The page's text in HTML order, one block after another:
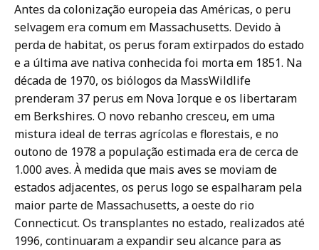
Antes da colonização europeia das Américas, o peru
selvagem era comum em Massachusetts. Devido à
perda de habitat, os perus foram extirpados do estado
e a última ave nativa conhecida foi morta em 1851. Na
década de 1970, os biólogos da MassWildlife
prenderam 37 perus em Nova Iorque e os libertaram
em Berkshires. O novo rebanho cresceu, em uma
mistura ideal de terras agrícolas e florestais, e no
outono de 1978 a população estimada era de cerca de
1.000 aves. À medida que mais aves se moviam de
estados adjacentes, os perus logo se espalharam pela
maior parte de Massachusetts, a oeste do rio
Connecticut. Os transplantes no estado, realizados até
1996, continuaram a expandir seu alcance para as